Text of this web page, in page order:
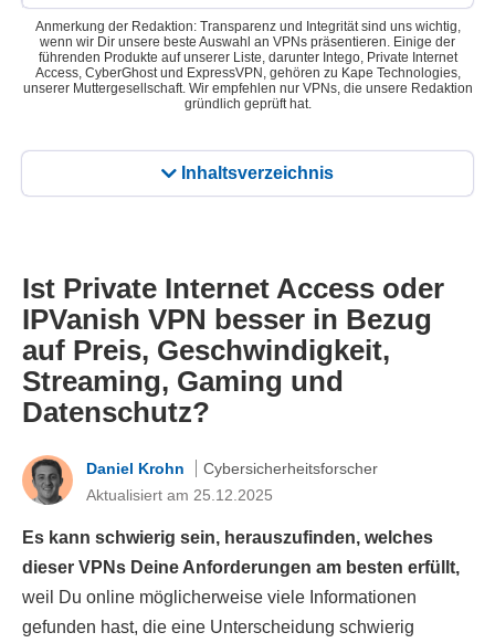
Inhaltsverzeichnis
Anmerkung der Redaktion: Transparenz und Integrität sind uns wichtig,
wenn wir Dir unsere beste Auswahl an VPNs präsentieren. Einige der
führenden Produkte auf unserer Liste, darunter Intego, Private Internet
Access, CyberGhost und ExpressVPN, gehören zu Kape Technologies,
unserer Muttergesellschaft. Wir empfehlen nur VPNs, die unsere Redaktion
gründlich geprüft hat.
Ist Private Internet Access oder
IPVanish VPN besser in Bezug
auf Preis, Geschwindigkeit,
Streaming, Gaming und
Datenschutz?
Daniel Krohn
Cybersicherheitsforscher
Aktualisiert am 25.12.2025
Es kann schwierig sein, herauszufinden, welches
dieser VPNs Deine Anforderungen am besten erfüllt,
weil Du online möglicherweise viele Informationen
gefunden hast, die eine Unterscheidung schwierig